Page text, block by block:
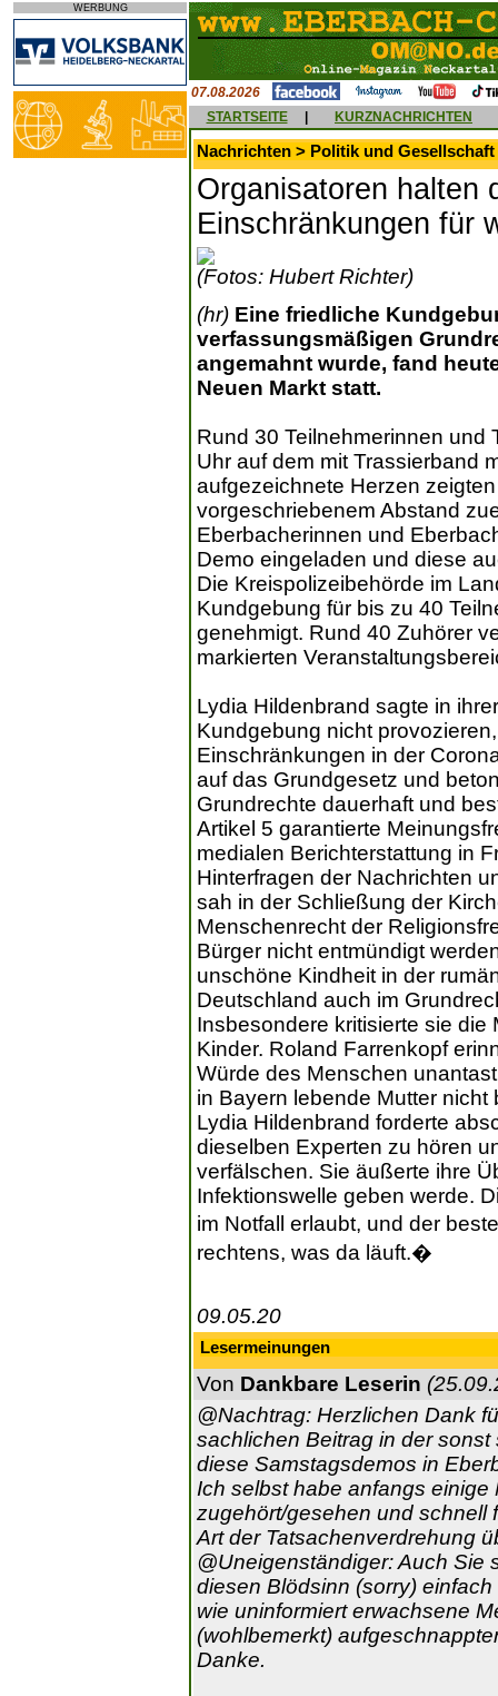
WERBUNG
07.08.2026
STARTSEITE
KURZNACHRICHTEN
Nachrichten > Politik und Gesellschaft
Organisatoren halten
Einschränkungen für
(Fotos: Hubert Richter)
(hr) Eine friedliche
verfassungsmäßigen
angemahnt wurde, fand
Neuen Markt statt.
Rund 30 Teilnehmerinnen und
Uhr auf dem mit Trassierband
aufgezeichnete Herzen
vorgeschriebenem Abstand
Eberbacherinnen und
Demo eingeladen und diese
Die Kreispolizeibehörde im
Kundgebung für bis zu 40
genehmigt. Rund 40 Zuhörer
markierten
Lydia Hildenbrand sagte in
Kundgebung nicht
Einschränkungen in der
auf das Grundgesetz und
Grundrechte dauerhaft und
Artikel 5 garantierte
medialen Berichterstattung in
Hinterfragen der Nachrichten
sah in der Schließung der
Menschenrecht der
Bürger nicht entmündigt
unschöne Kindheit in der
Deutschland auch im
Insbesondere kritisierte sie
Kinder. Roland Farrenkopf
Würde des Menschen
in Bayern lebende Mutter nicht
Lydia Hildenbrand forderte
dieselben Experten zu hören
verfälschen. Sie äußerte ihre
Infektionswelle geben werde.
im Notfall erlaubt, und der
rechtens, was da läuft.�
09.05.20
Lesermeinungen
Von Dankbare Leserin
@Nachtrag: Herzlichen Dank
sachlichen Beitrag in der
diese Samstagsdemos in
Ich selbst habe anfangs
zugehört/gesehen und schnell
Art der Tatsachenverdrehung
@Uneigenständiger: Auch Sie
diesen Blödsinn (sorry)
wie uninformiert erwachsene
(wohlbemerkt)
Danke.